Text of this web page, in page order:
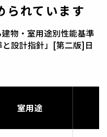
られています
物・室用途別性能基準
と設計指針」[第二版]日
室用途